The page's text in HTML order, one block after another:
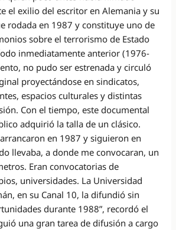
el exilio del escritor en Alemania y su
rodada en 1987 y constituye uno de
sobre el terrorismo de Estado
inmediatamente anterior (1976-
no pudo ser estrenada y circuló
proyectándose en sindicatos,
espacios culturales y distintas
Con el tiempo, este documental
adquirió la talla de un clásico.
en 1987 y siguieron en
llevaba, a donde me convocaran, un
Eran convocatorias de
universidades. La Universidad
en su Canal 10, la difundió sin
durante 1988”, recordó el
una gran tarea de difusión a cargo